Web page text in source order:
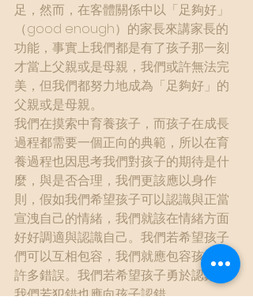
足，然而，在客體關係中以「足夠好」
（good enough）的家長來講家長的
功能，事實上我們都是有了孩子那一刻
才當上父親或是母親，我們或許無法完
美，但我們都努力地成為「足夠好」的
父親或是母親。
我們在摸索中育養孩子，而孩子在成長
過程都需要一個正向的典範，所以在育
養過程也因思考我們對孩子的期待是什
麼，與是否合理，我們更該應以身作
則，假如我們希望孩子可以認識與正當
宣洩自己的情緒，我們就該在情緒方面
好好調適與認識自己。我們若希望孩子
們可以互相包容，我們就應包容孩子們
許多錯誤。我們若希望孩子勇於認錯，
我們若犯錯也應向孩子認錯。